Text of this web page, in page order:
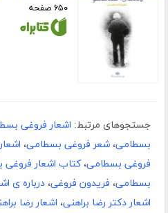
۶۵۰ صفحه
جستجوهای مرتبط: اشعار فروغی
بسطامی، شعر فروغی بسطامی،
فروغی بسطامی،کتاب اشعار
بسطامی، فریدون فروغی، درباره ی
اشعار دکتر رضا براهنی، اشعار رضا